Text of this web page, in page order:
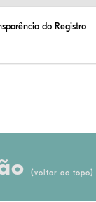
do Registro
(voltar ao topo)